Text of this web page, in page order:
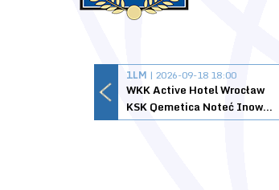
1LM | 2026-09-18 18:00
WKK Active Hotel Wrocław
KSK Qemetica Noteć Inowrocław